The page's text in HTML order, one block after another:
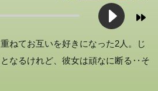
ねてお互いを好きになった2人。じ
なるけれど、彼女は頑なに断る‥そ